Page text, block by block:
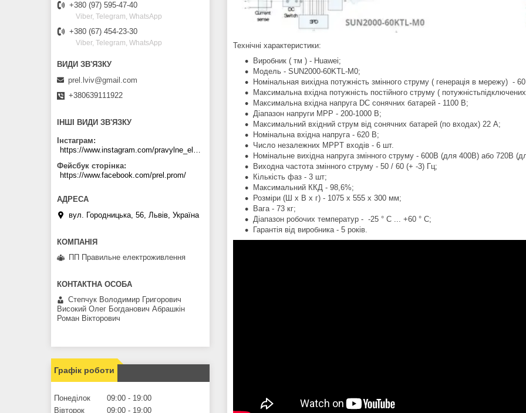
Технічні характеристики:
Виробник ( тм ) - Huawei;
Модель - SUN2000-60KTL-M0;
Номінальная вихідна потужність змінного струму ( генерація в мережу) -
Максимальна вхідна потужність постійного струму (
Максимальна вхідна напруга DC сонячних батарей - 1100 В;
Діапазон напруги MPP - 200-1000 В;
Максимальний вхідний струм від сонячних батарей (по входах) 22 А;
Номінальна вхідна напруга - 620 В;
Число незалежних MPPT входів - 6 шт.
Номінальне вихідна напруга змінного струму - 600В (для 400В) або 720В
Виходна частота змінного струму - 50 / 60 (+ -3) Гц;
Кількість фаз - 3 шт;
Максимальний ККД - 98,6%;
Розміри (Ш х В х г) - 1075 x 555 x 300 мм;
Вага - 73 кг;
Діапазон робочих температур - -25 ° C ... +60 ° C;
Гарантія від виробника - 5 років.
+380 (97) 595-47-40
Viber, Telegram, WhatsApp
+380 (67) 454-23-30
Viber, Telegram, WhatsApp
prel.lviv@gmail.com
+380639111922
ІНШІ ВИДИ ЗВ'ЯЗКУ
Інстаграм
https://www.instagram.com/pravylne_electrozhyvlennya/
Фейсбук сторінка
https://www.facebook.com/prel.prom/
вул. Городницька, 56, Львів, Україна
ПП Правильне електроживлення
Степчук Володимир Григорович
Високий Олег Богданович Абрашкін
Роман Вікторович
Графік роботи
Понеділок 09:00
19:00
Вівторок
09:00
19:00